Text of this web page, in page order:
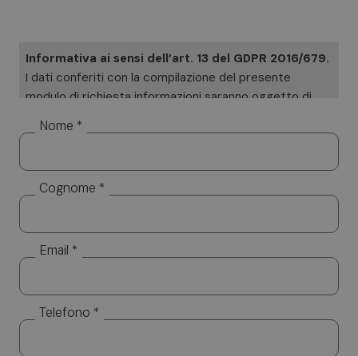
Informativa ai sensi dell’art. 13 del GDPR 2016/679.
I dati conferiti con la compilazione del presente
modulo di richiesta informazioni saranno oggetto di
saranno utilizzati esclusivamente per dare risposta
diffusi a soggetti terzi. Titolare del trattamento è
Altea Software SRL, cui potrà rivolgersi per l’esercizio
dati, d’integrazione, rettifica e cancellazione. Per la
visione dell’informativa completa si rimanda a:
Nome *
Cognome *
Email *
Telefono *